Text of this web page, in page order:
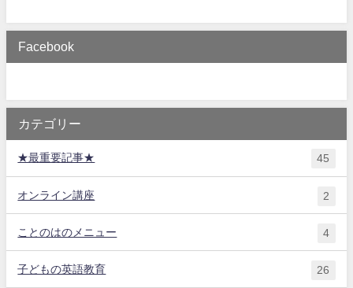
Facebook
カテゴリー
★最重要記事★ 45
オンライン講座 2
ことのはのメニュー 4
子どもの英語教育 26